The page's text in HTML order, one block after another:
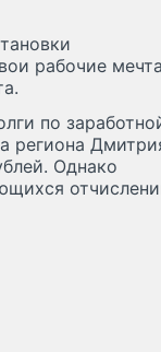
рабочие
по
региона
Однако